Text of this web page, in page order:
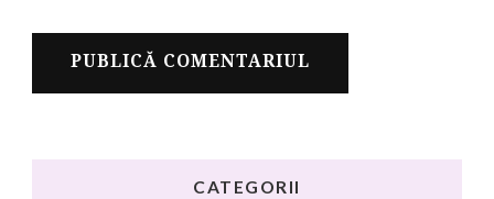
CATEGORII